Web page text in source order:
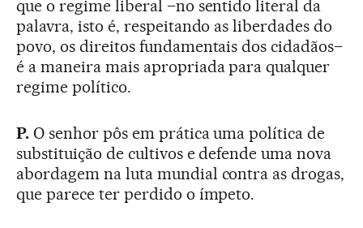
que o regime liberal –no sentido literal da
palavra, isto é, respeitando as liberdades do
povo, os direitos fundamentais dos cidadãos–
é a maneira mais apropriada para qualquer
regime político.
P.O senhor pôs em prática uma política de
substituição de cultivos e defende uma nova
abordagem na luta mundial contra as drogas,
que parece ter perdido o ímpeto.